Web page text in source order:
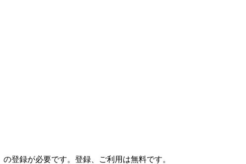
登録が必要です。登録、ご利用は無料です。